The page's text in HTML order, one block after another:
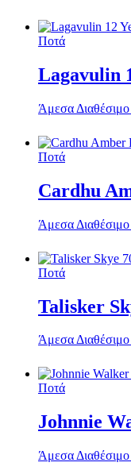
Ποτά
Lagavulin
Άμεσα Διαθέσιμο
Ποτά
Cardhu
Άμεσα Διαθέσιμο
Ποτά
Talisker
Άμεσα Διαθέσιμο
Ποτά
Johnnie
Άμεσα Διαθέσιμο